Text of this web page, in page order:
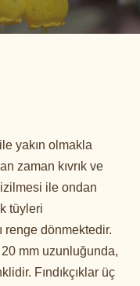
ile yakın olmakla
zaman kıvrık ve
ile ondan
tüyleri
renge dönmektedir.
mm uzunluğunda,
Fındıkçıklar üç